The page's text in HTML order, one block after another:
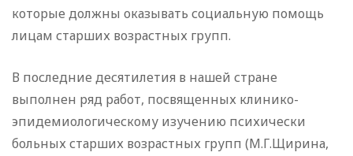
которые должны оказывать социальную помощь
лицам старших возрастных групп.
В последние десятилетия в нашей стране
выполнен ряд работ, посвященных клинико-
эпидемиологическому изучению психически
больных старших возрастных групп (М.Г.Щирина,